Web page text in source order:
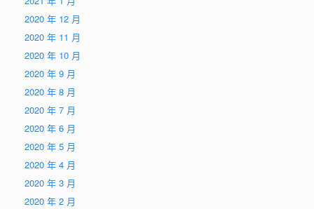
2020 年 12 月
2020 年 11 月
2020 年 10 月
2020 年 9 月
2020 年 8 月
2020 年 7 月
2020 年 6 月
2020 年 5 月
2020 年 4 月
2020 年 3 月
2020 年 2 月